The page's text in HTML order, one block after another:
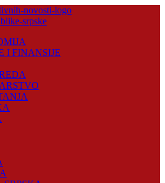
I FINANSIJE